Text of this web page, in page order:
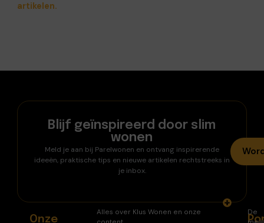
artikelen.
Blijf geïnspireerd door slim
wonen
Meld je aan bij Parelwonen en ontvang inspirerende
ideeën, praktische tips en nieuwe artikelen rechtstreeks in
je inbox.
Onze
Alles over Klus Wonen en onze
De